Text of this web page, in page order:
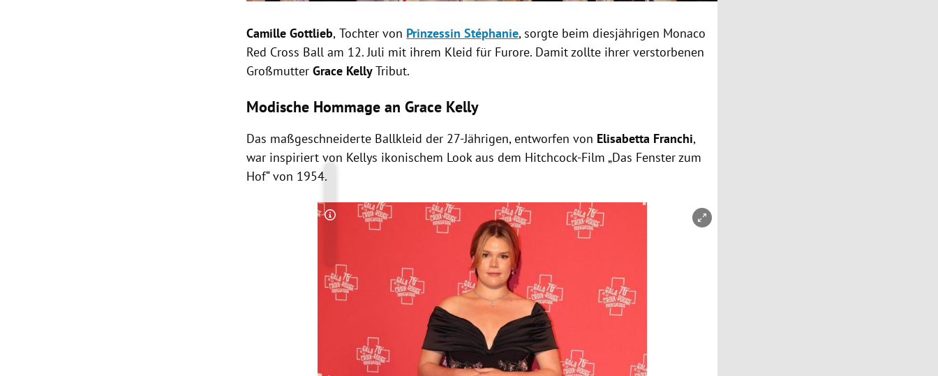
Camille Gottlieb, Tochter von Prinzessin Stéphanie,sorgte beim diesjährigen Monaco
Red Cross Ball am 12. Juli mit ihrem Kleid für Furore. Damit zollte ihrer verstorbenen
GroßmutterGrace KellyTribut.
Modische Hommage an Grace Kelly
Das maßgeschneiderte Ballkleid der 27-Jährigen, entworfen von Elisabetta Franchi,
war inspiriert von Kellys ikonischem Look aus dem Hitchcock-Film „Das Fenster zum
Hof“ von 1954.
Copyright-Hinweis öffnen/schließen